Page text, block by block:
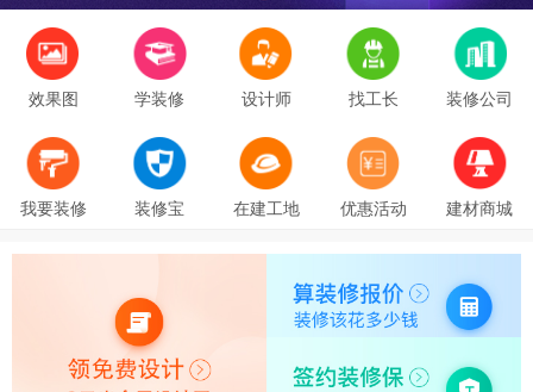
效果图 学装修 设计师 找工长 装修公司
我要装修 装修宝 在建工地 优惠活动 建材商城